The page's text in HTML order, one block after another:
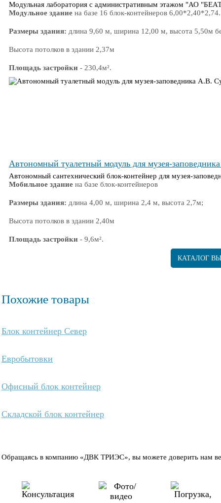
Модульная лаборатория с административным этажом "АО
Модульное здание на базе 16 блок-контейнеров 6,00*2,40*2,74.
Размеры здания: длина 9,60 м, ширина 12,00 м, высота 5,50м
Высота потолков в здании 2,37м
Площадь застройки - 230,4м².
Полезная площадь здания- 226м².
Автономный туалетный модуль для музея-
Автономный сантехнический блок-контейнер для музея-
Мобильное здание на базе блок-контейнеров
Размеры здания: длина 4,00 м, ширина 2,4 м, высота 2,7м;
Высота потолков в здании 2,40м
Площадь застройки - 9,6м².
Дата строительства
КАТАЛОГ
Похожие товары
Блок контейнер Север
Евробытовки
Офисный блок контейнер
Складской блок контейнер
Обращаясь в компанию «ДВК ТРИЭС», вы можете доверить нам